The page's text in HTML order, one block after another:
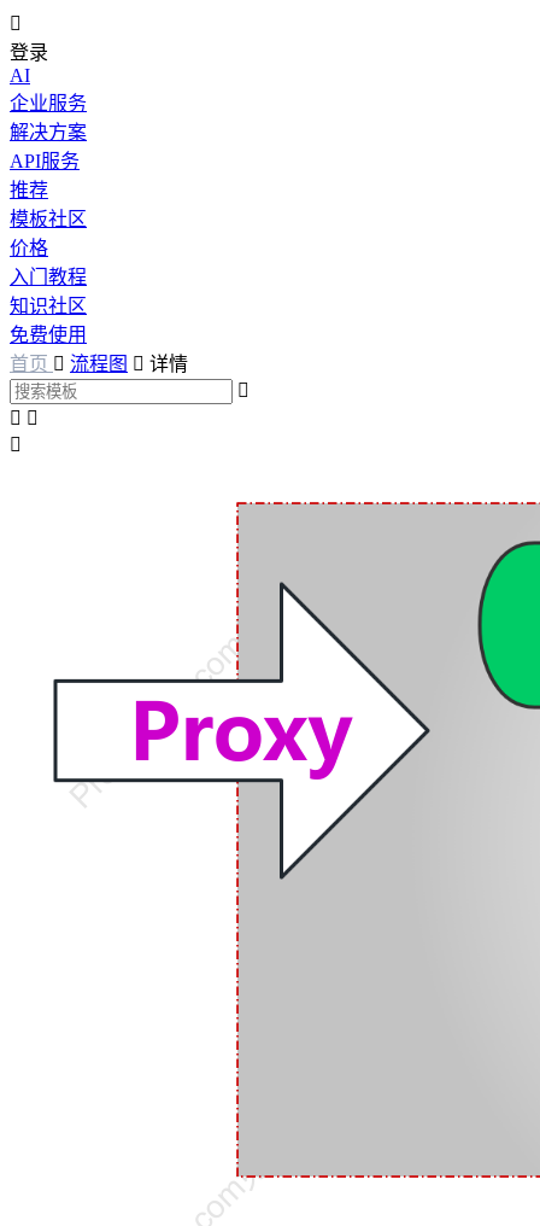

登录
AI
企业服务
解决方案
API服务
推荐
模板社区
价格
入门教程
知识社区
免费使用
首页  流程图  详情

 
